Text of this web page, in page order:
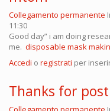
Collegamento permanente
11:30
Good day” i am doing
me. disposable mask
Accedi o registrati per
Thanks for